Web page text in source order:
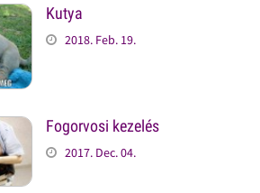
Kutya
2018. Feb. 19.
Fogorvosi kezelés
2017. Dec. 04.